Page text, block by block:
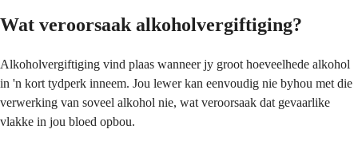
Wat veroorsaak alkoholvergiftiging?
Alkoholvergiftiging vind plaas wanneer jy groot hoeveelhede alkohol
in 'n kort tydperk inneem. Jou lewer kan eenvoudig nie byhou met die
verwerking van soveel alkohol nie, wat veroorsaak dat gevaarlike
vlakke in jou bloed opbou.